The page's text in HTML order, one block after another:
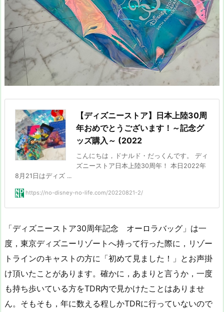
【ディズニーストア】日本上陸30周
年おめでとうございます！～記念グ
ッズ購入～ (2022
こんにちは，ドナルド・だっくんです。 ディ
ズニーストア日本上陸30周年！ 本日2022年
8月21日はディズ ...
https://no-disney-no-life.com/20220821-2/
「ディズニーストア30周年記念 オーロラバッグ」は一
度，東京ディズニーリゾートへ持って行った際に，リゾー
トラインのキャストの方に「初めて見ました！」とお声掛
け頂いたことがあります。確かに，あまりと言うか，一度
も持ち歩いている方をTDR内で見かけたことはありませ
ん。そもそも，年に数える程しかTDRに行っていないので